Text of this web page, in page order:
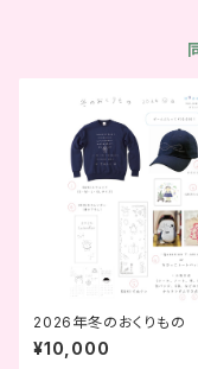
2026年冬のおくりもの
¥10,000